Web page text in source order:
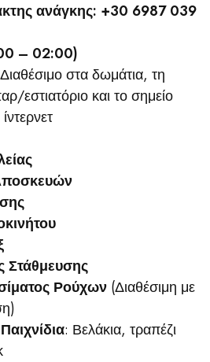
ανάγκης: +30 6987 039
– 02:00)
στα δωμάτια, τη
εστιατόριο και το σημείο
Ρούχων (Διαθέσιμη με
: Βελάκια, τραπέζι